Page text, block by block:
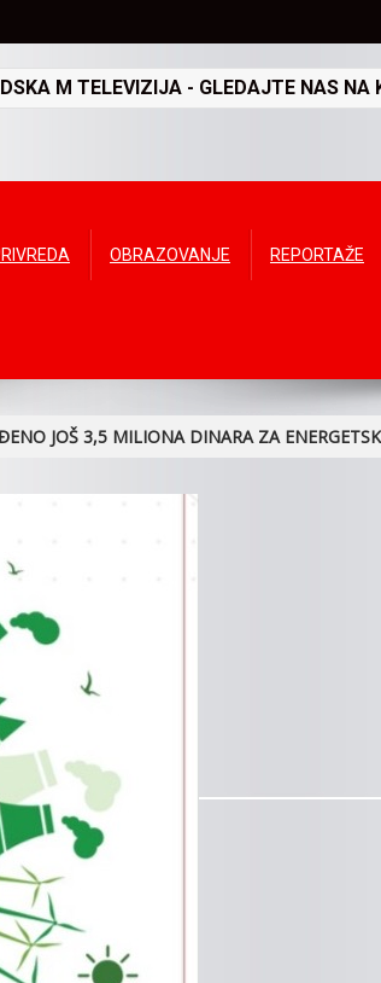
M TELEVIZIJA - GLEDAJTE NAS
OBRAZOVANJE REPORTAŽE
JOŠ 3,5 MILIONA DINARA ZA